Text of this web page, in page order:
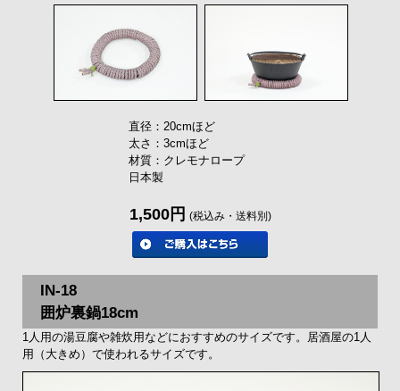
直径：20cmほど
太さ：3cmほど
材質：クレモナロープ
日本製
1,500円 (税込み・送料別)
IN-18
囲炉裏鍋18cm
1人用の湯豆腐や雑炊用などにおすすめのサイズです。居酒屋の1人
用（大きめ）で使われるサイズです。